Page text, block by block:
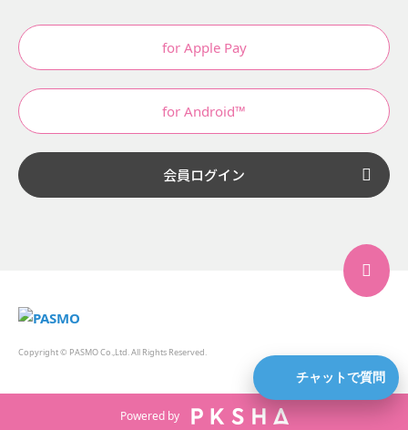
チャットで質問
for Apple Pay
for Android™
会員ログイン
Copyright © PASMO Co.,Ltd. All Rights Reserved.
Powered by